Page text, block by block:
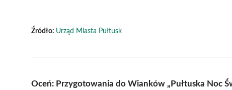
Źródło: Urząd Miasta Pułtusk
Oceń: Przygotowania do Wianków „Pułtuska Noc